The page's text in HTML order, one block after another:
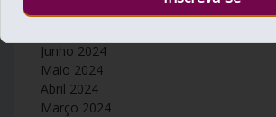
Agosto 2024
Junho 2024
Maio 2024
Abril 2024
Março 2024